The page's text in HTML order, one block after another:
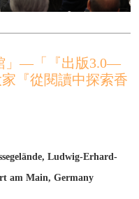
」—「『出版3.0—
『從閱讀中探索香
Ludwig-Erhard-
am Main, Germany